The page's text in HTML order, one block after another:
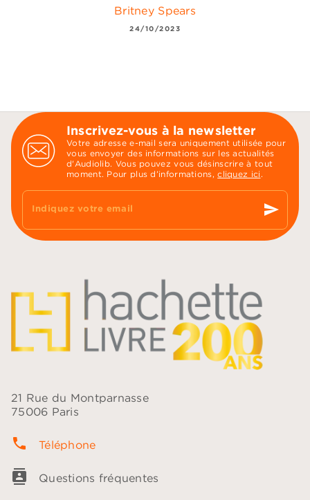
Britney Spears
24/10/2023
Inscrivez-vous à la newsletter
Votre adresse e-mail sera uniquement utilisée pour
vous envoyer des informations sur les actualités
d'Audiolib. Vous pouvez vous désinscrire à tout
moment. Pour plus d’informations,cliquez ici .
Indiquez votre email send
21 Rue du Montparnasse
75006 Paris
phone Téléphone
contacts Questions fréquentes